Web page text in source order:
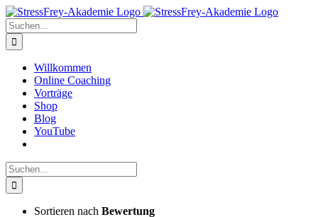
Zum
Inhalt
springen
Suche
nach:
Willkommen
Online Coaching
Vorträge
Shop
Blog
YouTube
Suche
nach:
Sortieren nach Bewertung